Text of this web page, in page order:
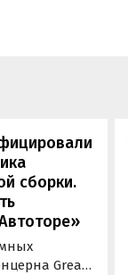
сборки.
Great